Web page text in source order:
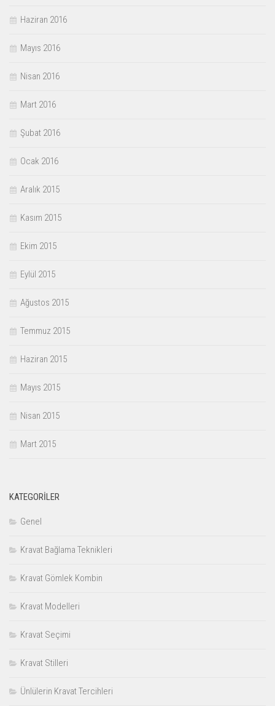
Haziran 2016
Mayıs 2016
Nisan 2016
Mart 2016
Şubat 2016
Ocak 2016
Aralık 2015
Kasım 2015
Ekim 2015
Eylül 2015
Ağustos 2015
Temmuz 2015
Haziran 2015
Mayıs 2015
Nisan 2015
Mart 2015
KATEGORILER
Genel
Kravat Bağlama Teknikleri
Kravat Gömlek Kombin
Kravat Modelleri
Kravat Seçimi
Kravat Stilleri
Ünlülerin Kravat Tercihleri